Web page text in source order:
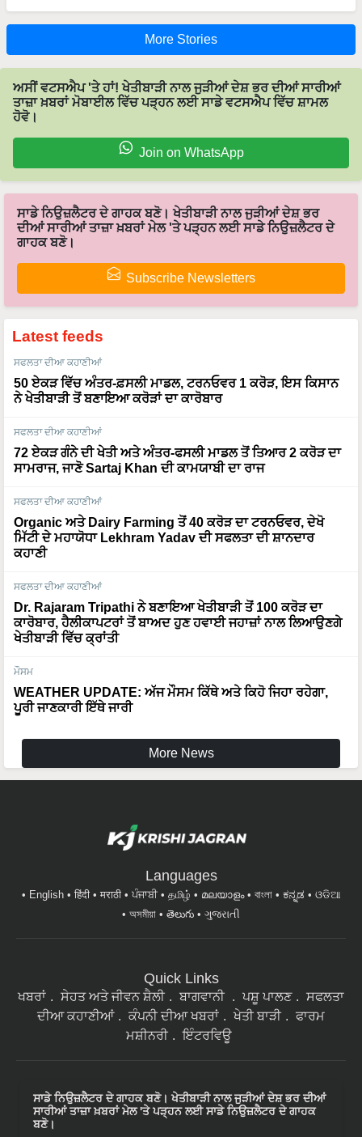
More Stories
ਅਸੀਂ ਵਟਸਐਪ 'ਤੇ ਹਾਂ! ਖੇਤੀਬਾੜੀ ਨਾਲ ਜੁੜੀਆਂ ਦੇਸ਼ ਭਰ ਦੀਆਂ ਸਾਰੀਆਂ
ਤਾਜ਼ਾ ਖ਼ਬਰਾਂ ਮੋਬਾਈਲ ਵਿੱਚ ਪੜ੍ਹਨ ਲਈ ਸਾਡੇ ਵਟਸਐਪ ਵਿੱਚ ਸ਼ਾਮਲ
ਹੋਵੋ।
Join on WhatsApp
ਸਾਡੇ ਨਿਉਜ਼ਲੈਟਰ ਦੇ ਗਾਹਕ ਬਣੋ। ਖੇਤੀਬਾੜੀ ਨਾਲ ਜੁੜੀਆਂ ਦੇਸ਼ ਭਰ
ਦੀਆਂ ਸਾਰੀਆਂ ਤਾਜ਼ਾ ਖ਼ਬਰਾਂ ਮੇਲ 'ਤੇ ਪੜ੍ਹਨ ਲਈ ਸਾਡੇ ਨਿਉਜ਼ਲੈਟਰ ਦੇ
ਗਾਹਕ ਬਣੋ।
Subscribe Newsletters
Latest feeds
ਸਫਲਤਾ ਦੀਆ ਕਹਾਣੀਆਂ
50 ਏਕੜ ਵਿੱਚ ਅੰਤਰ-ਫ਼ਸਲੀ ਮਾਡਲ, ਟਰਨਓਵਰ 1 ਕਰੋੜ, ਇਸ ਕਿਸਾਨ
ਨੇ ਖੇਤੀਬਾੜੀ ਤੋਂ ਬਣਾਇਆ ਕਰੋੜਾਂ ਦਾ ਕਾਰੋਬਾਰ
ਸਫਲਤਾ ਦੀਆ ਕਹਾਣੀਆਂ
72 ਏਕੜ ਗੰਨੇ ਦੀ ਖੇਤੀ ਅਤੇ ਅੰਤਰ-ਫਸਲੀ ਮਾਡਲ ਤੋਂ ਤਿਆਰ 2 ਕਰੋੜ ਦਾ
ਸਾਮਰਾਜ, ਜਾਣੋ Sartaj Khan ਦੀ ਕਾਮਯਾਬੀ ਦਾ ਰਾਜ
ਸਫਲਤਾ ਦੀਆ ਕਹਾਣੀਆਂ
Organic ਅਤੇ Dairy Farming ਤੋਂ 40 ਕਰੋੜ ਦਾ ਟਰਨਓਵਰ, ਦੇਖੋ
ਮਿੱਟੀ ਦੇ ਮਹਾਯੋਧਾ Lekhram Yadav ਦੀ ਸਫਲਤਾ ਦੀ ਸ਼ਾਨਦਾਰ
ਕਹਾਣੀ
ਸਫਲਤਾ ਦੀਆ ਕਹਾਣੀਆਂ
Dr. Rajaram Tripathi ਨੇ ਬਣਾਇਆ ਖੇਤੀਬਾੜੀ ਤੋਂ 100 ਕਰੋੜ ਦਾ
ਕਾਰੋਬਾਰ, ਹੈਲੀਕਾਪਟਰਾਂ ਤੋਂ ਬਾਅਦ ਹੁਣ ਹਵਾਈ ਜਹਾਜ਼ਾਂ ਨਾਲ ਲਿਆਉਣਗੇ
ਖੇਤੀਬਾੜੀ ਵਿੱਚ ਕ੍ਰਾਂਤੀ
ਮੌਸਮ
WEATHER UPDATE: ਅੱਜ ਮੌਸਮ ਕਿੱਥੇ ਅਤੇ ਕਿਹੋ ਜਿਹਾ ਰਹੇਗਾ,
ਪੂਰੀ ਜਾਣਕਾਰੀ ਇੱਥੇ ਜਾਰੀ
More News
Languages
English हिंदी मराठी ਪੰਜਾਬੀ தமிழ் മലയാളം বাংলা ಕನ್ನಡ
ଓଡିଆ
অসমীয়া
తెలుగు ગુજરાતી
Quick Links
ਖਬਰਾਂ ਸੇਹਤ ਅਤੇ ਜੀਵਨ ਸ਼ੈਲੀ ਬਾਗਵਾਨੀ ਪਸ਼ੂ ਪਾਲਣ
ਸਫਲਤਾ
ਦੀਆ ਕਹਾਣੀਆਂ
ਕੰਪਨੀ ਦੀਆ ਖਬਰਾਂ ਖੇਤੀ ਬਾੜੀ
ਫਾਰਮ
ਮਸ਼ੀਨਰੀ
ਇੰਟਰਵਿਊ
ਸਾਡੇ ਨਿਉਜ਼ਲੈਟਰ ਦੇ ਗਾਹਕ ਬਣੋ। ਖੇਤੀਬਾੜੀ ਨਾਲ ਜੁੜੀਆਂ ਦੇਸ਼ ਭਰ ਦੀਆਂ
ਸਾਰੀਆਂ ਤਾਜ਼ਾ ਖ਼ਬਰਾਂ ਮੇਲ 'ਤੇ ਪੜ੍ਹਨ ਲਈ ਸਾਡੇ ਨਿਉਜ਼ਲੈਟਰ ਦੇ ਗਾਹਕ
ਬਣੋ।